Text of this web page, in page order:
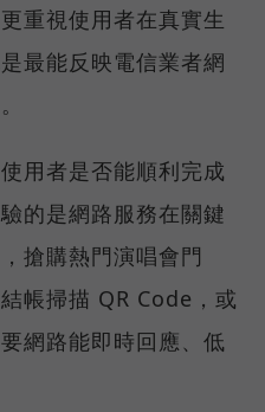
重視使用者在真實生
最能反映電信業者網
用者是否能順利完成
的是網路服務在關鍵
搶購熱門演唱會門
帳掃描 QR Code，或
網路能即時回應、低